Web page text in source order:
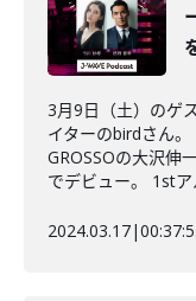
3月9日（土）のゲ
イターのbirdさん
GROSSOの大沢伸
でデビュー。 1stア
2024.03.17|